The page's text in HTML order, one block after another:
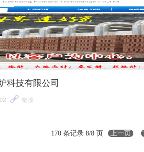
科技有限公司
链接
170 条记录 8/8 页 上一页